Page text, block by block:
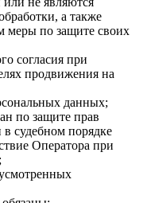
а также
меры по защите своих
согласия при
продвижения на
данных;
по защите прав
судебном порядке
Оператора при